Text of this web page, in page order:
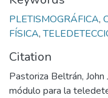
PLETISMOGRÁFICA,
FÍSICA,
Citation
Pastoriza Beltrán,
módulo para la